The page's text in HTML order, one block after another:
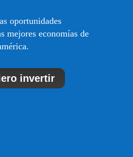
oportunidades
mejores economías de
invertir